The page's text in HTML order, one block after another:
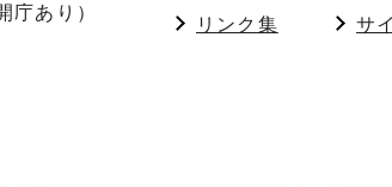
庁あり）
リンク集
サ